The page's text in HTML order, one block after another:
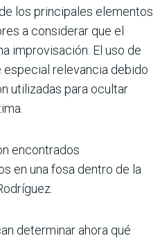
los principales elementos
a considerar que el
improvisación. El uso de
especial relevancia debido
utilizadas para ocultar
encontrados
en una fosa dentro de la
determinar ahora qué